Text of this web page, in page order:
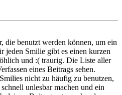
die benutzt werden können, um ein
jeden Smilie gibt es einen kurzen
und :( traurig. Die Liste aller
eines Beitrags sehen.
nicht zu häufig zu benutzen,
unlesbar machen und ein